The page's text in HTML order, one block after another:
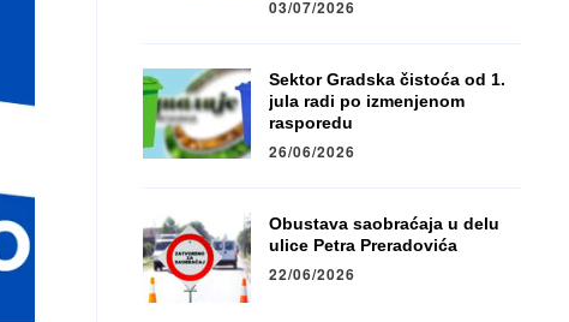
03/07/2026
Sektor Gradska čistoća od 1.
jula radi po izmenjenom
rasporedu
26/06/2026
Obustava saobraćaja u delu
ulice Petra Preradovića
22/06/2026